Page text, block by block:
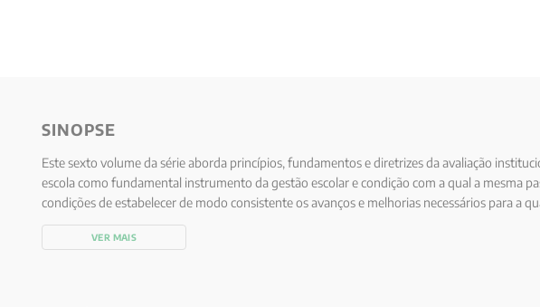
SINOPSE
Este sexto volume da série aborda princípios, fundamentos e diretrizes da avaliação
escola como fundamental instrumento da gestão escolar e condição com a qual a mesma
condições de estabelecer de modo consistente os avanços e melhorias necessários para a
dos processos educacionais que compete à gestão promover. A avaliação institucional da
realizada por iniciativa do próprio estabelecimento de ensino exerce o papel de
VER MAIS